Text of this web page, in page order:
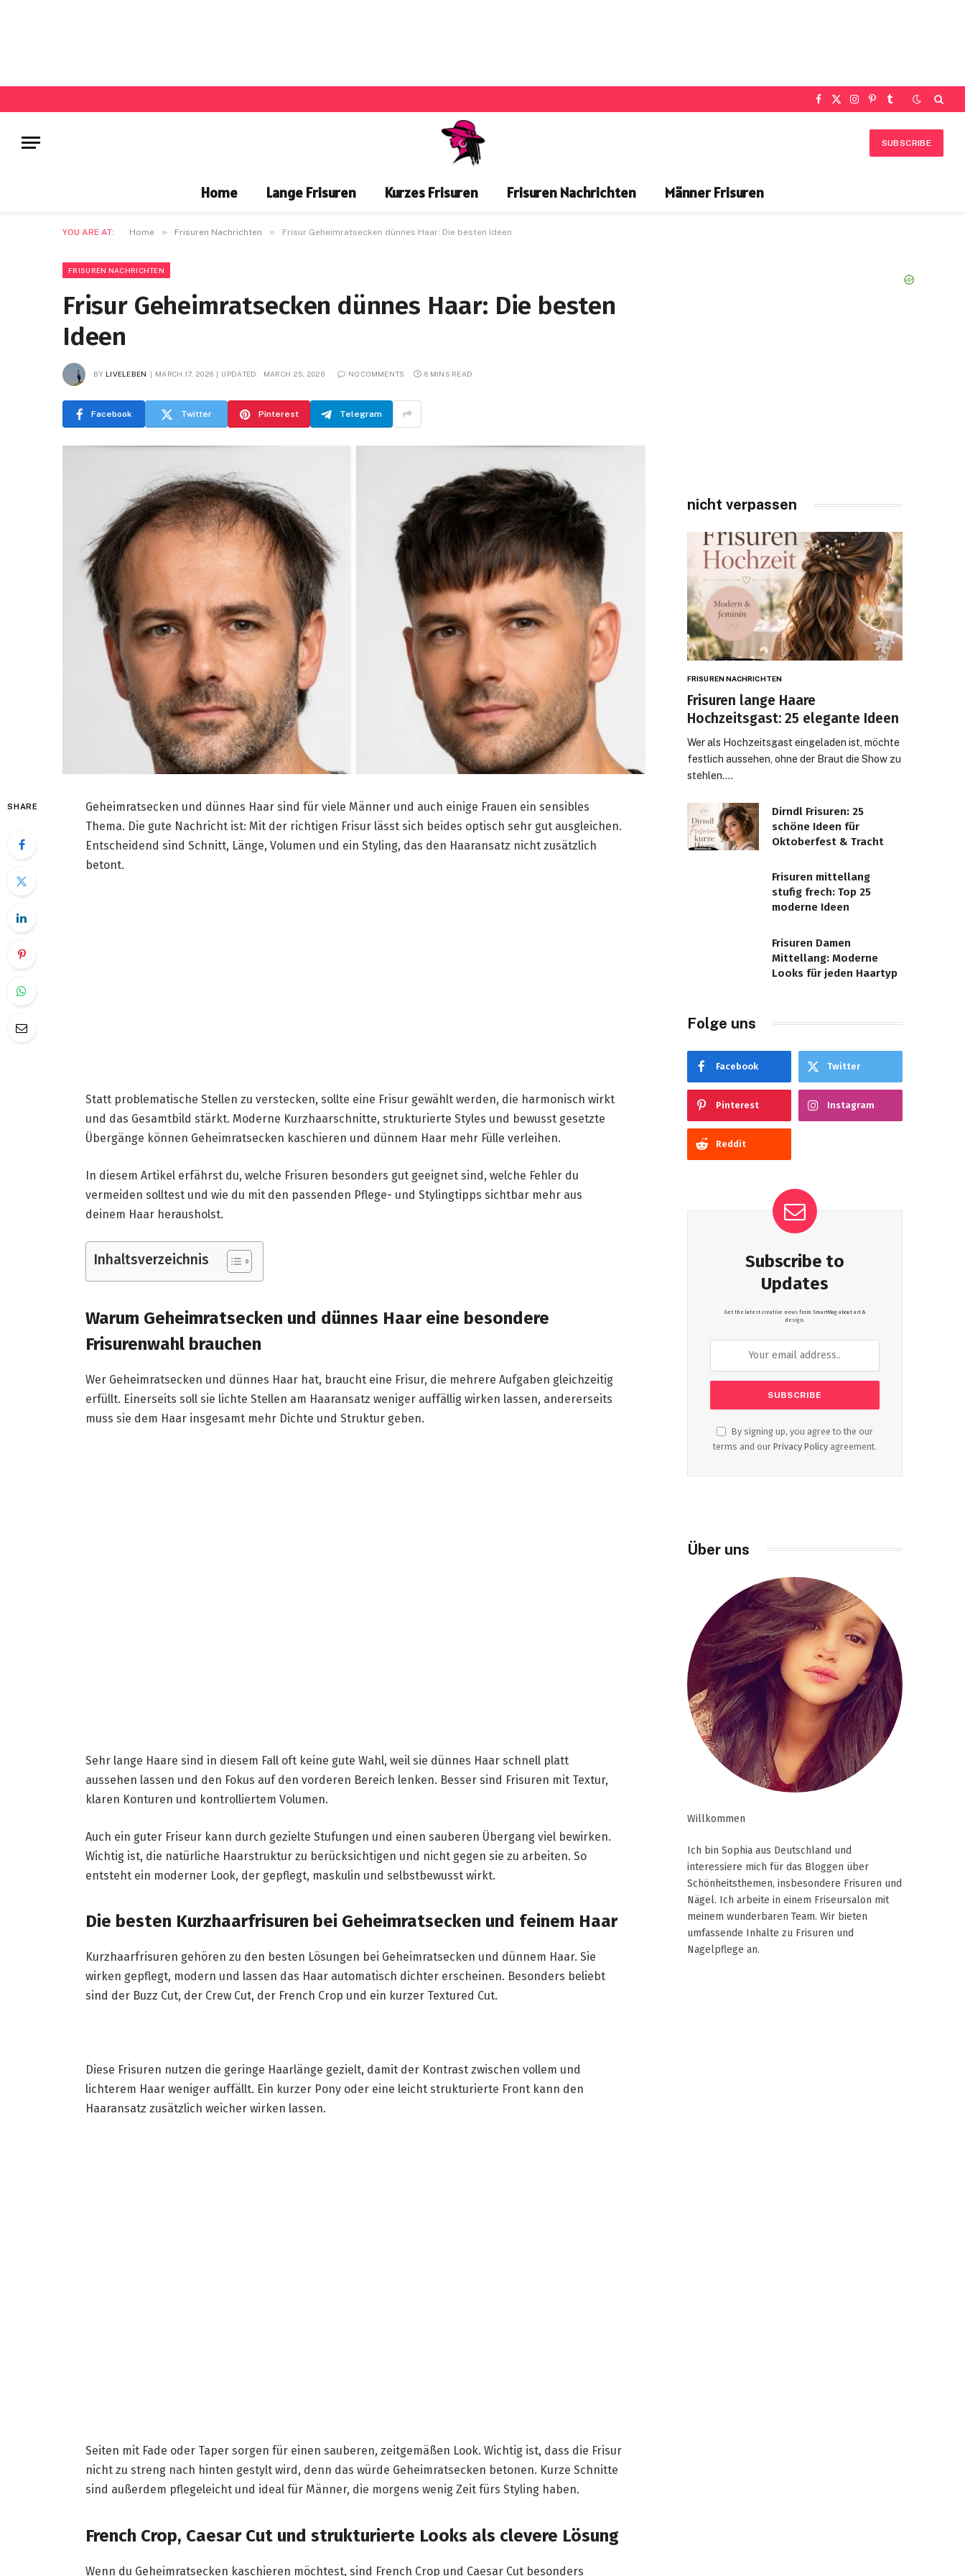
Facebook
X
Instagram
Pinterest
Tumblr
SUBSCRIBE
Home Lange Frisuren Kurzes Frisuren Frisuren Nachrichten Männer Frisuren
YOU ARE AT: Home » Frisuren Nachrichten » Frisur Geheimratsecken dünnes Haar: Die besten Ideen
FRISUREN NACHRICHTEN
Frisur Geheimratsecken dünnes Haar: Die besten
Ideen
BY LIVELEBEN MARCH 17, 2026 UPDATED: MARCH 25, 2026 NO COMMENTS 6 MINS READ
Facebook Twitter Pinterest Telegram
SHARE
Geheimratsecken und dünnes Haar sind für viele Männer und auch einige Frauen ein sensibles
Thema. Die gute Nachricht ist: Mit der richtigen Frisur lässt sich beides optisch sehr gut ausgleichen.
Entscheidend sind Schnitt, Länge, Volumen und ein Styling, das den Haaransatz nicht zusätzlich
betont.
Statt problematische Stellen zu verstecken, sollte eine Frisur gewählt werden, die harmonisch wirkt
und das Gesamtbild stärkt. Moderne Kurzhaarschnitte, strukturierte Styles und bewusst gesetzte
Übergänge können Geheimratsecken kaschieren und dünnem Haar mehr Fülle verleihen.
In diesem Artikel erfährst du, welche Frisuren besonders gut geeignet sind, welche Fehler du
vermeiden solltest und wie du mit den passenden Pflege- und Stylingtipps sichtbar mehr aus
deinem Haar herausholst.
Inhaltsverzeichnis
Warum Geheimratsecken und dünnes Haar eine besondere
Frisurenwahl brauchen
Wer Geheimratsecken und dünnes Haar hat, braucht eine Frisur, die mehrere Aufgaben gleichzeitig
erfüllt. Einerseits soll sie lichte Stellen am Haaransatz weniger auffällig wirken lassen, andererseits
muss sie dem Haar insgesamt mehr Dichte und Struktur geben.
Sehr lange Haare sind in diesem Fall oft keine gute Wahl, weil sie dünnes Haar schnell platt
aussehen lassen und den Fokus auf den vorderen Bereich lenken. Besser sind Frisuren mit Textur,
klaren Konturen und kontrolliertem Volumen.
Auch ein guter Friseur kann durch gezielte Stufungen und einen sauberen Übergang viel bewirken.
Wichtig ist, die natürliche Haarstruktur zu berücksichtigen und nicht gegen sie zu arbeiten. So
entsteht ein moderner Look, der gepflegt, maskulin und selbstbewusst wirkt.
Die besten Kurzhaarfrisuren bei Geheimratsecken und feinem Haar
Kurzhaarfrisuren gehören zu den besten Lösungen bei Geheimratsecken und dünnem Haar. Sie
wirken gepflegt, modern und lassen das Haar automatisch dichter erscheinen. Besonders beliebt
sind der Buzz Cut, der Crew Cut, der French Crop und ein kurzer Textured Cut.
Diese Frisuren nutzen die geringe Haarlänge gezielt, damit der Kontrast zwischen vollem und
lichterem Haar weniger auffällt. Ein kurzer Pony oder eine leicht strukturierte Front kann den
Haaransatz zusätzlich weicher wirken lassen.
Seiten mit Fade oder Taper sorgen für einen sauberen, zeitgemäßen Look. Wichtig ist, dass die Frisur
nicht zu streng nach hinten gestylt wird, denn das würde Geheimratsecken betonen. Kurze Schnitte
sind außerdem pflegeleicht und ideal für Männer, die morgens wenig Zeit fürs Styling haben.
French Crop, Caesar Cut und strukturierte Looks als clevere Lösung
Wenn du Geheimratsecken kaschieren möchtest, sind French Crop und Caesar Cut besonders
nicht verpassen
FRISUREN NACHRICHTEN
Frisuren lange Haare
Hochzeitsgast: 25 elegante Ideen
Wer als Hochzeitsgast eingeladen ist, möchte
festlich aussehen, ohne der Braut die Show zu
stehlen.…
Dirndl Frisuren: 25
schöne Ideen für
Oktoberfest & Tracht
Frisuren mittellang
stufig frech: Top 25
moderne Ideen
Frisuren Damen
Mittellang: Moderne
Looks für jeden Haartyp
Folge uns
Facebook Twitter
Pinterest Instagram
Reddit
Subscribe to
Updates
Get the latest creative news from SmartMag about art &
design.
By signing up, you agree to the our
terms and our Privacy Policy agreement.
Über uns
Willkommen
Ich bin Sophia aus Deutschland und
interessiere mich für das Bloggen über
Schönheitsthemen, insbesondere Frisuren und
Nägel. Ich arbeite in einem Friseursalon mit
meinem wunderbaren Team. Wir bieten
umfassende Inhalte zu Frisuren und
Nagelpflege an.